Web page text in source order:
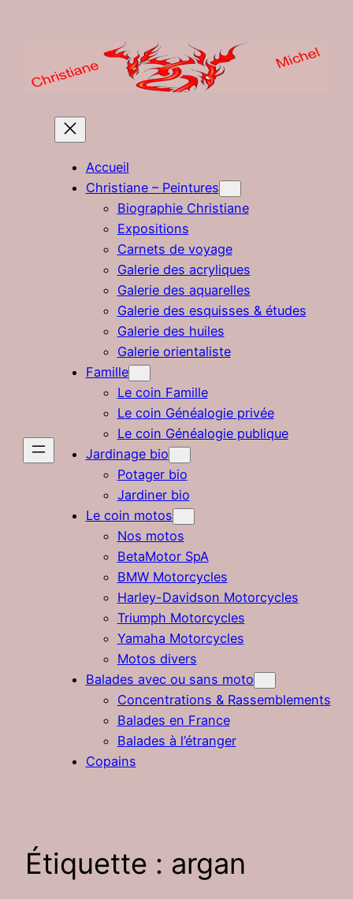
Accueil
Christiane – Peintures
Biographie Christiane
Expositions
Carnets de voyage
Galerie des acryliques
Galerie des aquarelles
Galerie des esquisses & études
Galerie des huiles
Galerie orientaliste
Famille
Le coin Famille
Le coin Généalogie privée
Le coin Généalogie publique
Jardinage bio
Potager bio
Jardiner bio
Le coin motos
Nos motos
BetaMotor SpA
BMW Motorcycles
Harley-Davidson Motorcycles
Triumph Motorcycles
Yamaha Motorcycles
Motos divers
Balades avec ou sans moto
Concentrations & Rassemblements
Balades en France
Balades à l’étranger
Copains
Étiquette : argan